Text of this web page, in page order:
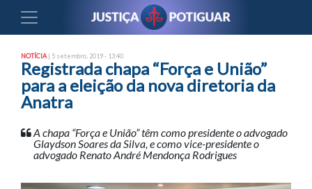
NOTÍCIA | 5 setembro, 2019 - 13:40
Registrada chapa “Força e União”
para a eleição da nova diretoria da
Anatra
A chapa “Força e União” têm como presidente o advogado
Glaydson Soares da Silva, e como vice-presidente o
advogado Renato André Mendonça Rodrigues